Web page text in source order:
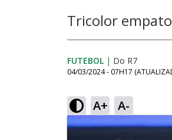
Tricolor
FUTEBOL | Do R7
04/03/2024 - 07H17
A+ A-